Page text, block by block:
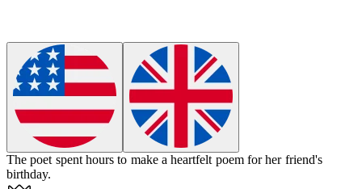
The poet spent hours to make a heartfelt poem for her friend's
birthday.